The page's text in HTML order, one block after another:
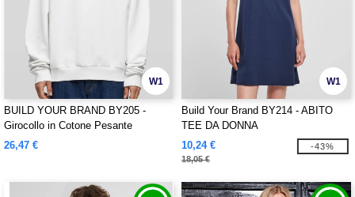
W1
BUILD YOUR BRAND BY205 -
Girocollo in Cotone Pesante
26,47 €
W1
Build Your Brand BY214 - ABITO
TEE DA DONNA
10,24 €
18,05 €
-43%